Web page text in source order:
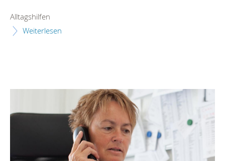
Alltagshilfen
Weiterlesen